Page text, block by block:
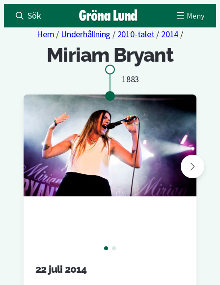
Sök
Hem / Underhållning / 2010-talet/ 2014 /
Miriam Bryant
1883
22 juli 2014